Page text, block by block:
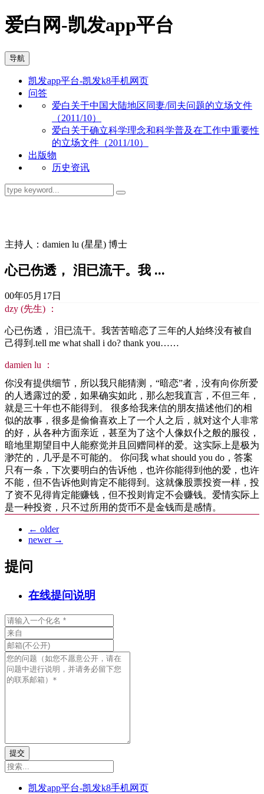
爱白网-凯发app平台
导航
凯发app平台-凯发k8手机网页
问答
爱白关于中国大陆地区同妻/同夫问题的立场文件
（2011/10）
爱白关于确立科学理念和科学普及在工作中重要性
的立场文件（2011/10）
出版物
历史资讯
主持人：damien lu (星星) 博士
心已伤透， 泪已流干。我 ...
00年05月17日
dzy (先生) ：
心已伤透， 泪已流干。我苦苦暗恋了三年的人始终没有被自
己得到.tell me what shall i do? thank you……
damien lu ：
你没有提供细节，所以我只能猜测，“暗恋”者，没有向你所爱
的人透露过的爱，如果确实如此，那么恕我直言，不但三年，
就是三十年也不能得到。 很多给我来信的朋友描述他们的相
似的故事，很多是偷偷喜欢上了一个人之后，就对这个人非常
的好，从各种方面亲近，甚至为了这个人像奴仆之般的服役，
暗地里期望目中人能察觉并且回赠同样的爱。这实际上是极为
渺茫的，几乎是不可能的。 你问我 what should you do，答案
只有一条，下次要明白的告诉他，也许你能得到他的爱，也许
不能，但不告诉他则肯定不能得到。这就像股票投资一样，投
了资不见得肯定能赚钱，但不投则肯定不会赚钱。爱情实际上
是一种投资，只不过所用的货币不是金钱而是感情。
← older
newer →
提问
在线提问说明
提交
凯发app平台-凯发k8手机网页